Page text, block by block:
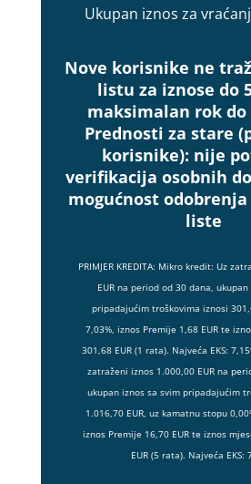
Ukupan iznos za
Nove korisnike ne
listu za iznose do
maksimalan rok do
Prednosti za stare
korisnike): nije
verifikacija osobnih
mogućnost
liste
PRIMJER KREDITA: Mikro kredit: Uz
EUR na period od 30 dana,
pripadajućim troškovima iznosi
7,03%, iznos Premije 1,68 EUR te
301,68 EUR (1 rata). Najveća EKS:
zatraženi iznos 1.000,00 EUR na
ukupan iznos sa svim pripadajućim
1.016,70 EUR, uz kamatnu stopu
iznos Premije 16,70 EUR te iznos
EUR (5 rata). Najveća EKS: